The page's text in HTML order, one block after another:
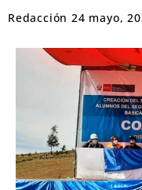
Redacción 24 mayo,